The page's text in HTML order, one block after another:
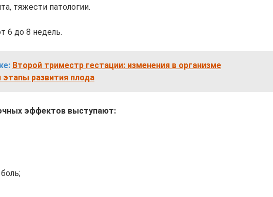
тяжести патологии.
6 до 8 недель.
Второй триместр гестации: изменения в организме
этапы развития плода
эффектов выступают: